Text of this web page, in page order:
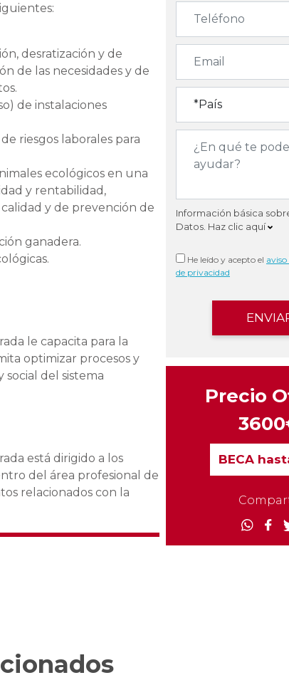
desratización y de
de las necesidades y de
de instalaciones
riesgos laborales para
ecológicos en una
y rentabilidad,
y de prevención de
ganadera.
le capacita para la
optimizar procesos y
del sistema
está dirigido a los
del área profesional de
relacionados con la
Información básica
Datos. Haz clic aquí
He leído y acepto el aviso
de privacidad
Precio
BECA